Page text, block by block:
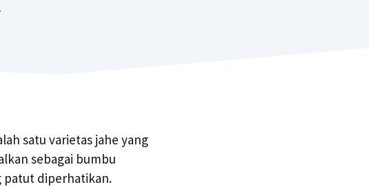
satu varietas jahe yang
sebagai bumbu
patut diperhatikan.